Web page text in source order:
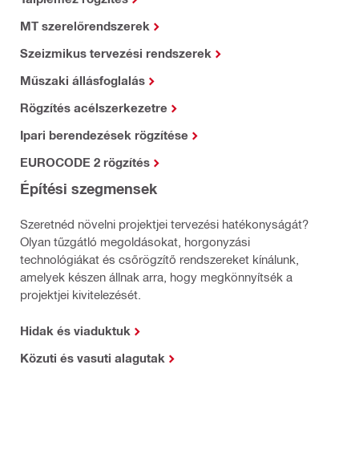
MT szerelőrendszerek
Szeizmikus tervezési rendszerek
Műszaki állásfoglalás
Rögzítés acélszerkezetre
Ipari berendezések rögzítése
EUROCODE 2 rögzítés
Építési szegmensek
Szeretnéd növelni projektjei tervezési hatékonyságát?
Olyan tűzgátló megoldásokat, horgonyzási
technológiákat és csőrögzítő rendszereket kínálunk,
amelyek készen állnak arra, hogy megkönnyítsék a
projektjei kivitelezését.
Hidak és viaduktuk
Közuti és vasuti alagutak